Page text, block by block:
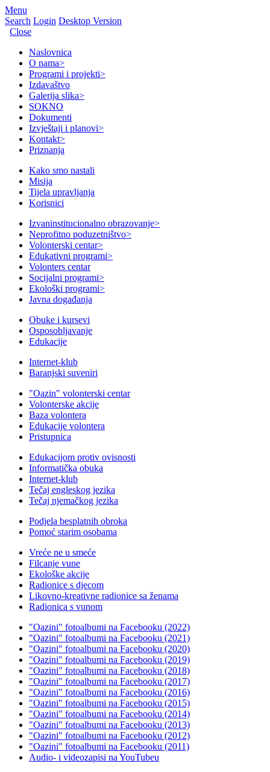
Menu
Search Login Desktop Version
Close
Naslovnica
O nama>
Programi i projekti>
Izdavaštvo
Galerija slika>
SOKNO
Dokumenti
Izvještaji i planovi>
Kontakt>
Priznanja
Kako smo nastali
Misija
Tijela upravljanja
Korisnici
Izvaninstitucionalno obrazovanje>
Neprofitno poduzetništvo>
Volonterski centar>
Edukativni programi>
Volonters centar
Socijalni programi>
Ekološki programi>
Javna događanja
Obuke i kursevi
Osposobljavanje
Edukacije
Internet-klub
Baranjski suveniri
"Oazin" volonterski centar
Volonterske akcije
Baza volontera
Edukacije volontera
Pristupnica
Edukacijom protiv ovisnosti
Informatička obuka
Internet-klub
Tečaj engleskog jezika
Tečaj njemačkog jezika
Podjela besplatnih obroka
Pomoć starim osobama
Vreće ne u smeće
Filcanje vune
Ekološke akcije
Radionice s djecom
Likovno-kreativne radionice sa ženama
Radionica s vunom
"Oazini" fotoalbumi na Facebooku (2022)
"Oazini" fotoalbumi na Facebooku (2021)
"Oazini" fotoalbumi na Facebooku (2020)
"Oazini" fotoalbumi na Facebooku (2019)
"Oazini" fotoalbumi na Facebooku (2018)
"Oazini" fotoalbumi na Facebooku (2017)
"Oazini" fotoalbumi na Facebooku (2016)
"Oazini" fotoalbumi na Facebooku (2015)
"Oazini" fotoalbumi na Facebooku (2014)
"Oazini" fotoalbumi na Facebooku (2013)
"Oazini" fotoalbumi na Facebooku (2012)
"Oazini" fotoalbumi na Facebooku (2011)
Audio- i videozapisi na YouTubeu